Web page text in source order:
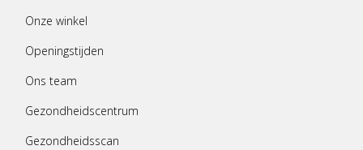
Onze winkel
Openingstijden
Ons team
Gezondheidscentrum
Gezondheidsscan